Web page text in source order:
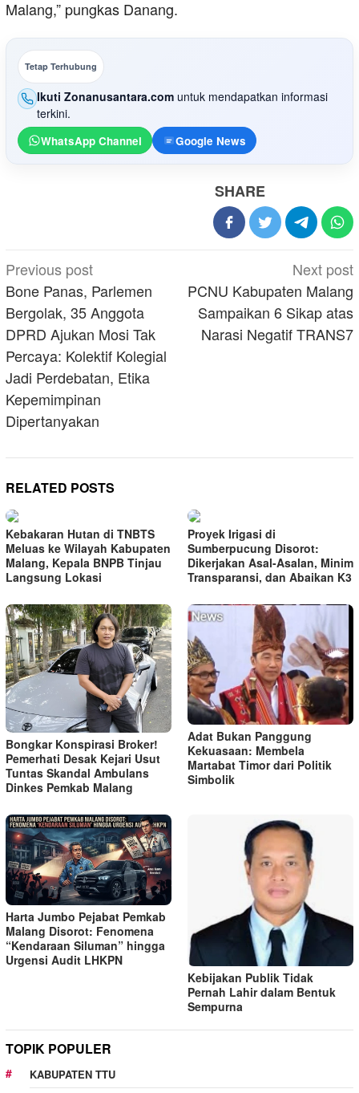
Malang,” pungkas Danang.
Tetap Terhubung
Ikuti Zonanusantara.com untuk mendapatkan informasi
terkini.
WhatsApp Channel Google News
SHARE
Post
navigation
Previous post
Bone Panas, Parlemen
Bergolak, 35 Anggota
DPRD Ajukan Mosi Tak
Percaya: Kolektif Kolegial
Jadi Perdebatan, Etika
Kepemimpinan
Dipertanyakan
Next post
PCNU Kabupaten Malang
Sampaikan 6 Sikap atas
Narasi Negatif TRANS7
RELATED POSTS
Kebakaran Hutan di TNBTS
Meluas ke Wilayah Kabupaten
Malang, Kepala BNPB Tinjau
Langsung Lokasi
Proyek Irigasi di
Sumberpucung Disorot:
Dikerjakan Asal-Asalan, Minim
Transparansi, dan Abaikan K3
Bongkar Konspirasi Broker!
Pemerhati Desak Kejari Usut
Tuntas Skandal Ambulans
Dinkes Pemkab Malang
Adat Bukan Panggung
Kekuasaan: Membela
Martabat Timor dari Politik
Simbolik
Harta Jumbo Pejabat Pemkab
Malang Disorot: Fenomena
“Kendaraan Siluman” hingga
Urgensi Audit LHKPN
Kebijakan Publik Tidak
Pernah Lahir dalam Bentuk
Sempurna
TOPIK POPULER
KABUPATEN TTU